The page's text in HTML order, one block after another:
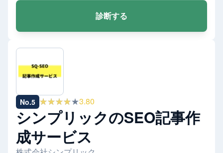
診断する
No.5 ★★★★★3.80
シンプリックのSEO記事作
成サービス